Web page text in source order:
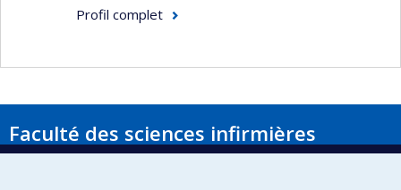
la pratique clinique en contexte de délirium
préposés aux bénéficiaires dans la
le développement de nouveaux indicateurs
Profil complet
Faculté des sciences infirmières